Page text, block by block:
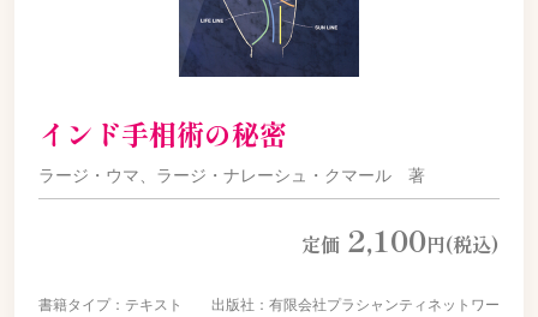
インド手相術の秘密
ラージ・ウマ、 ラージ・ナレーシュ・クマール 著
定価 2,100円(税込)
書籍タイプ：テキスト 出版社：有限会社プラシャンティネットワー